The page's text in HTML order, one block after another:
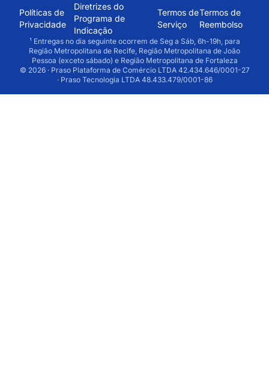
Políticas de
Privacidade
Diretrizes do
Programa de
Indicação
Termos de
Serviço
Termos de
Reembolso
¹ Entregas no dia seguinte ocorrem de Seg a Sáb, 6h-19h, para
Região Metropolitana de Recife, Região Metropolitana de João
Pessoa (exceto sábado) e Região Metropolitana de Fortaleza
© 2026 · Praso Plataforma de Comércio LTDA 42.434.646/0001-27
· Praso Tecnologia LTDA 48.433.479/0001-86